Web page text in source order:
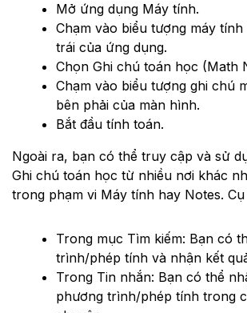
Mở ứng dụng Máy tính.
Chạm vào biểu tượng máy
trái của ứng dụng.
Chọn Ghi chú toán học (Math
Chạm vào biểu tượng ghi chú
bên phải của màn hình.
Bắt đầu tính toán.
Ngoài ra, bạn có thể truy cập và sử
Ghi chú toán học từ nhiều nơi khác
trong phạm vi Máy tính hay Notes. Cụ
Trong mục Tìm kiếm: Bạn có
trình/phép tính và nhận kết
Trong Tin nhắn: Bạn có thể
phương trình/phép tính trong